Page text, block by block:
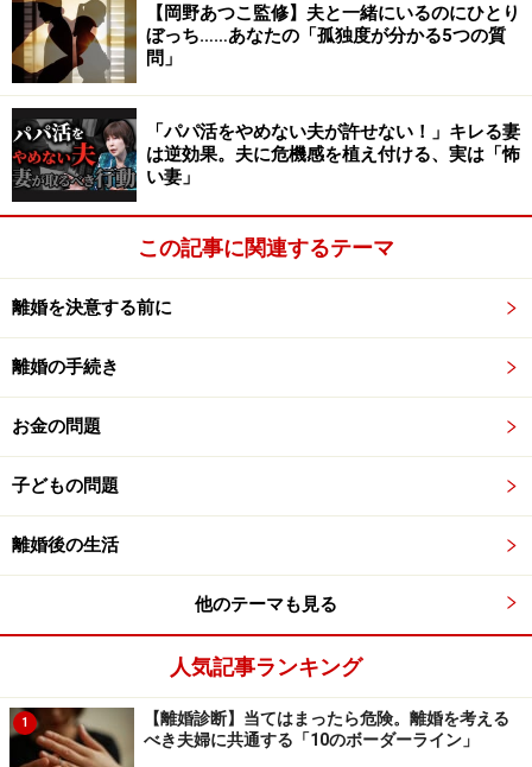
もちろん、人生の価値は異性からどう見られるかだけで
はありませんが、「女性として扱われない」「存在に関
心を持たれない」「異性として意識されない」状態が長
く続くと、自信を失ってしまうことがあります。
熟年離婚したら急にモテはじめるという話ではありませ
ん。大切なのは、「私はまだ人生を楽しんでいい」と思
新しい趣味をはじめたりといった自由な行動が女性とし
ての輝きを取り戻してくれることもあります。
熟年離婚で取り戻せるもの3:未来への希望
夫婦関係が苦しいと、「このまま一生これが続くのか
熟年離婚を選んだ人のなかには、離婚そのものより「未
来を思ってワクワクしはじめたこと」に救われたという
た仕事に挑戦する」「新しい友人をつくる」といったよ
うに、未来に楽しみが生まれるだけで、人は前を向ける
熟年離婚のリスク1:経済的な不安
【岡野あつこ監修】夫と一緒にいるのにひとり
ぼっち……あなたの「孤独度が分かる5つの質
問」
「パパ活をやめない夫が許せない！」キレる妻
は逆効果。夫に危機感を植え付ける、実は「怖
い妻」
この記事に関連するテーマ
離婚を決意する前に
離婚の手続き
お金の問題
子どもの問題
離婚後の生活
他のテーマも見る
人気記事ランキング
1
【離婚診断】当てはまったら危険。離婚を考える
べき夫婦に共通する「10のボーダーライン」